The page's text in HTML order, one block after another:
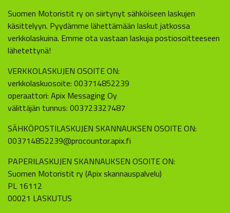
Suomen Motoristit ry on siirtynyt sähköiseen laskujen
käsittelyyn. Pyydämme lähettämään laskut jatkossa
verkkolaskuina. Emme ota vastaan laskuja postiosoitteeseen
lähetettynä!
VERKKOLASKUJEN OSOITE ON:
verkkolaskuosoite: 003714852239
operaattori: Apix Messaging Oy
välittäjän tunnus: 003723327487
SÄHKÖPOSTILASKUJEN SKANNAUKSEN OSOITE ON:
003714852239@procountor.apix.fi
PAPERILASKUJEN SKANNAUKSEN OSOITE ON:
Suomen Motoristit ry (Apix skannauspalvelu)
PL 16112
00021 LASKUTUS